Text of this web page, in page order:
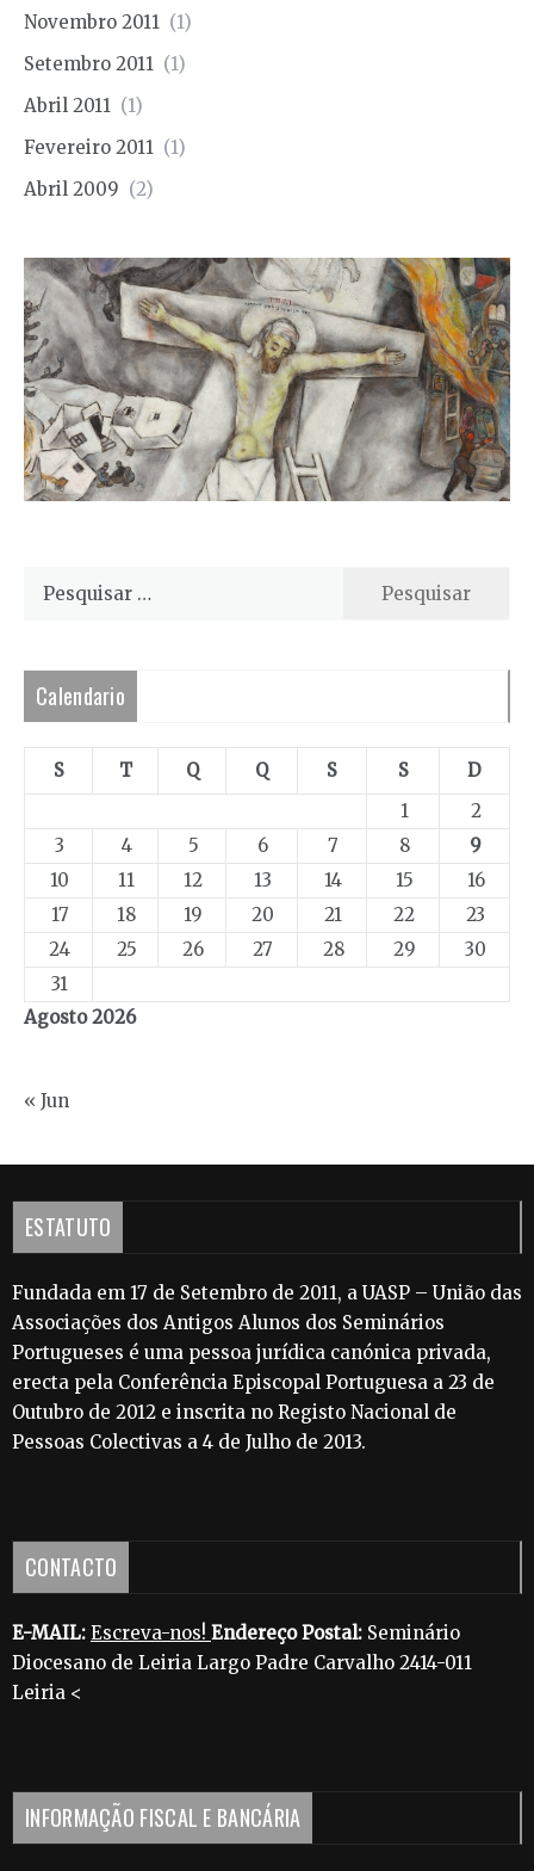
Novembro 2011 (1)
Setembro 2011 (1)
Abril 2011 (1)
Fevereiro 2011 (1)
Abril 2009 (2)
Pesquisar
Calendario
Agosto 2026
S T Q Q S S
D
1
2
3
4 5 6 7 8
9
10
11 12 13 14 15
16
17
18 19 20 21 22
23
24
25 26 27 28 29
30
31
« Jun
ESTATUTO
Fundada em 17 de Setembro de 2011, a UASP – União das
Associações dos Antigos Alunos dos Seminários
Portugueses é uma pessoa jurídica canónica privada,
erecta pela Conferência Episcopal Portuguesa a 23 de
Outubro de 2012 e inscrita no Registo Nacional de
Pessoas Colectivas a 4 de Julho de 2013.
CONTACTO
E-MAIL: Escreva-nos! Endereço Postal: Seminário
Diocesano de Leiria Largo Padre Carvalho 2414-011
Leiria <
INFORMAÇÃO FISCAL E BANCÁRIA